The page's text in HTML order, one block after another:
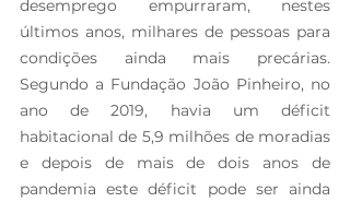
desemprego empurraram, nestes
últimos anos, milhares de pessoas para
condições ainda mais precárias.
Segundo a Fundação João Pinheiro, no
ano de 2019, havia um déficit
habitacional de 5,9 milhões de moradias
e depois de mais de dois anos de
pandemia este déficit pode ser ainda